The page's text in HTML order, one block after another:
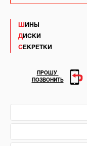
ШИНЫ
ДИСКИ
СЕКРЕТКИ
ПРОШУ
ПОЗВОНИТЬ